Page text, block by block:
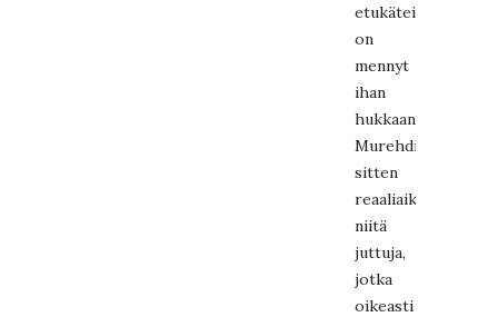
on
mennyt
ihan
hukkaan.
Murehdi
sitten
reaaliaikaisena
niitä
juttuja,
jotka
oikeasti